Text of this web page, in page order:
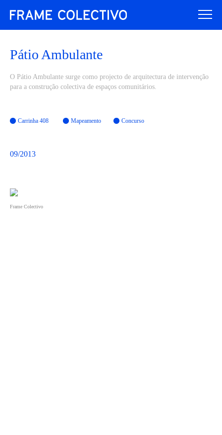
Pátio Ambulante
O Pátio Ambulante surge como projecto de arquitectura de intervenção
para a construção colectiva de espaços comunitários.
Carrinha 408 Mapeamento Concurso
09/2013
Frame Colectivo